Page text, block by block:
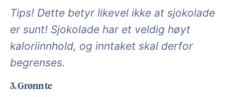
Tips! Dette betyr likevel ikke at sjokolade
er sunt! Sjokolade har et veldig høyt
kaloriinnhold, og inntaket skal derfor
begrenses.
3. Grønn te